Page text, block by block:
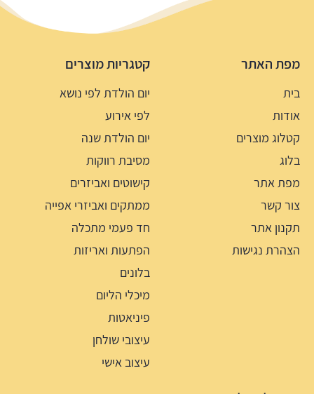
מפת האתר
בית
אודות
קטלוג מוצרים
בלוג
מפת אתר
צור קשר
תקנון אתר
הצהרת נגישות
קטגריות מוצרים
יום הולדת לפי נושא
לפי אירוע
יום הולדת שנה
מסיבת רווקות
קישוטים ואביזרים
ממתקים ואביזרי אפייה
חד פעמי מתכלה
הפתעות ואריזות
בלונים
מיכלי הליום
פיניאטות
עיצובי שולחן
עיצוב אישי